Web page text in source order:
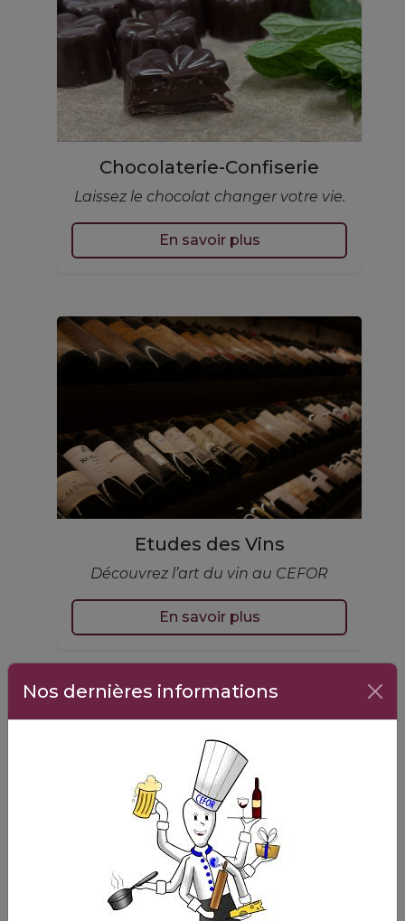
Chocolaterie-Confiserie
Laissez le chocolat changer votre vie.
En savoir plus
Etudes des Vins
Découvrez l’art du vin au CEFOR
En savoir plus
Nos dernières informations